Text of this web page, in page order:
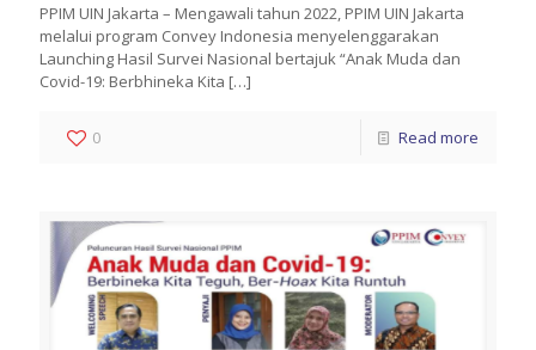
PPIM UIN Jakarta – Mengawali tahun 2022, PPIM UIN Jakarta
melalui program Convey Indonesia menyelenggarakan
Launching Hasil Survei Nasional bertajuk “Anak Muda dan
Covid-19: Berbhineka Kita […]
0 Read more